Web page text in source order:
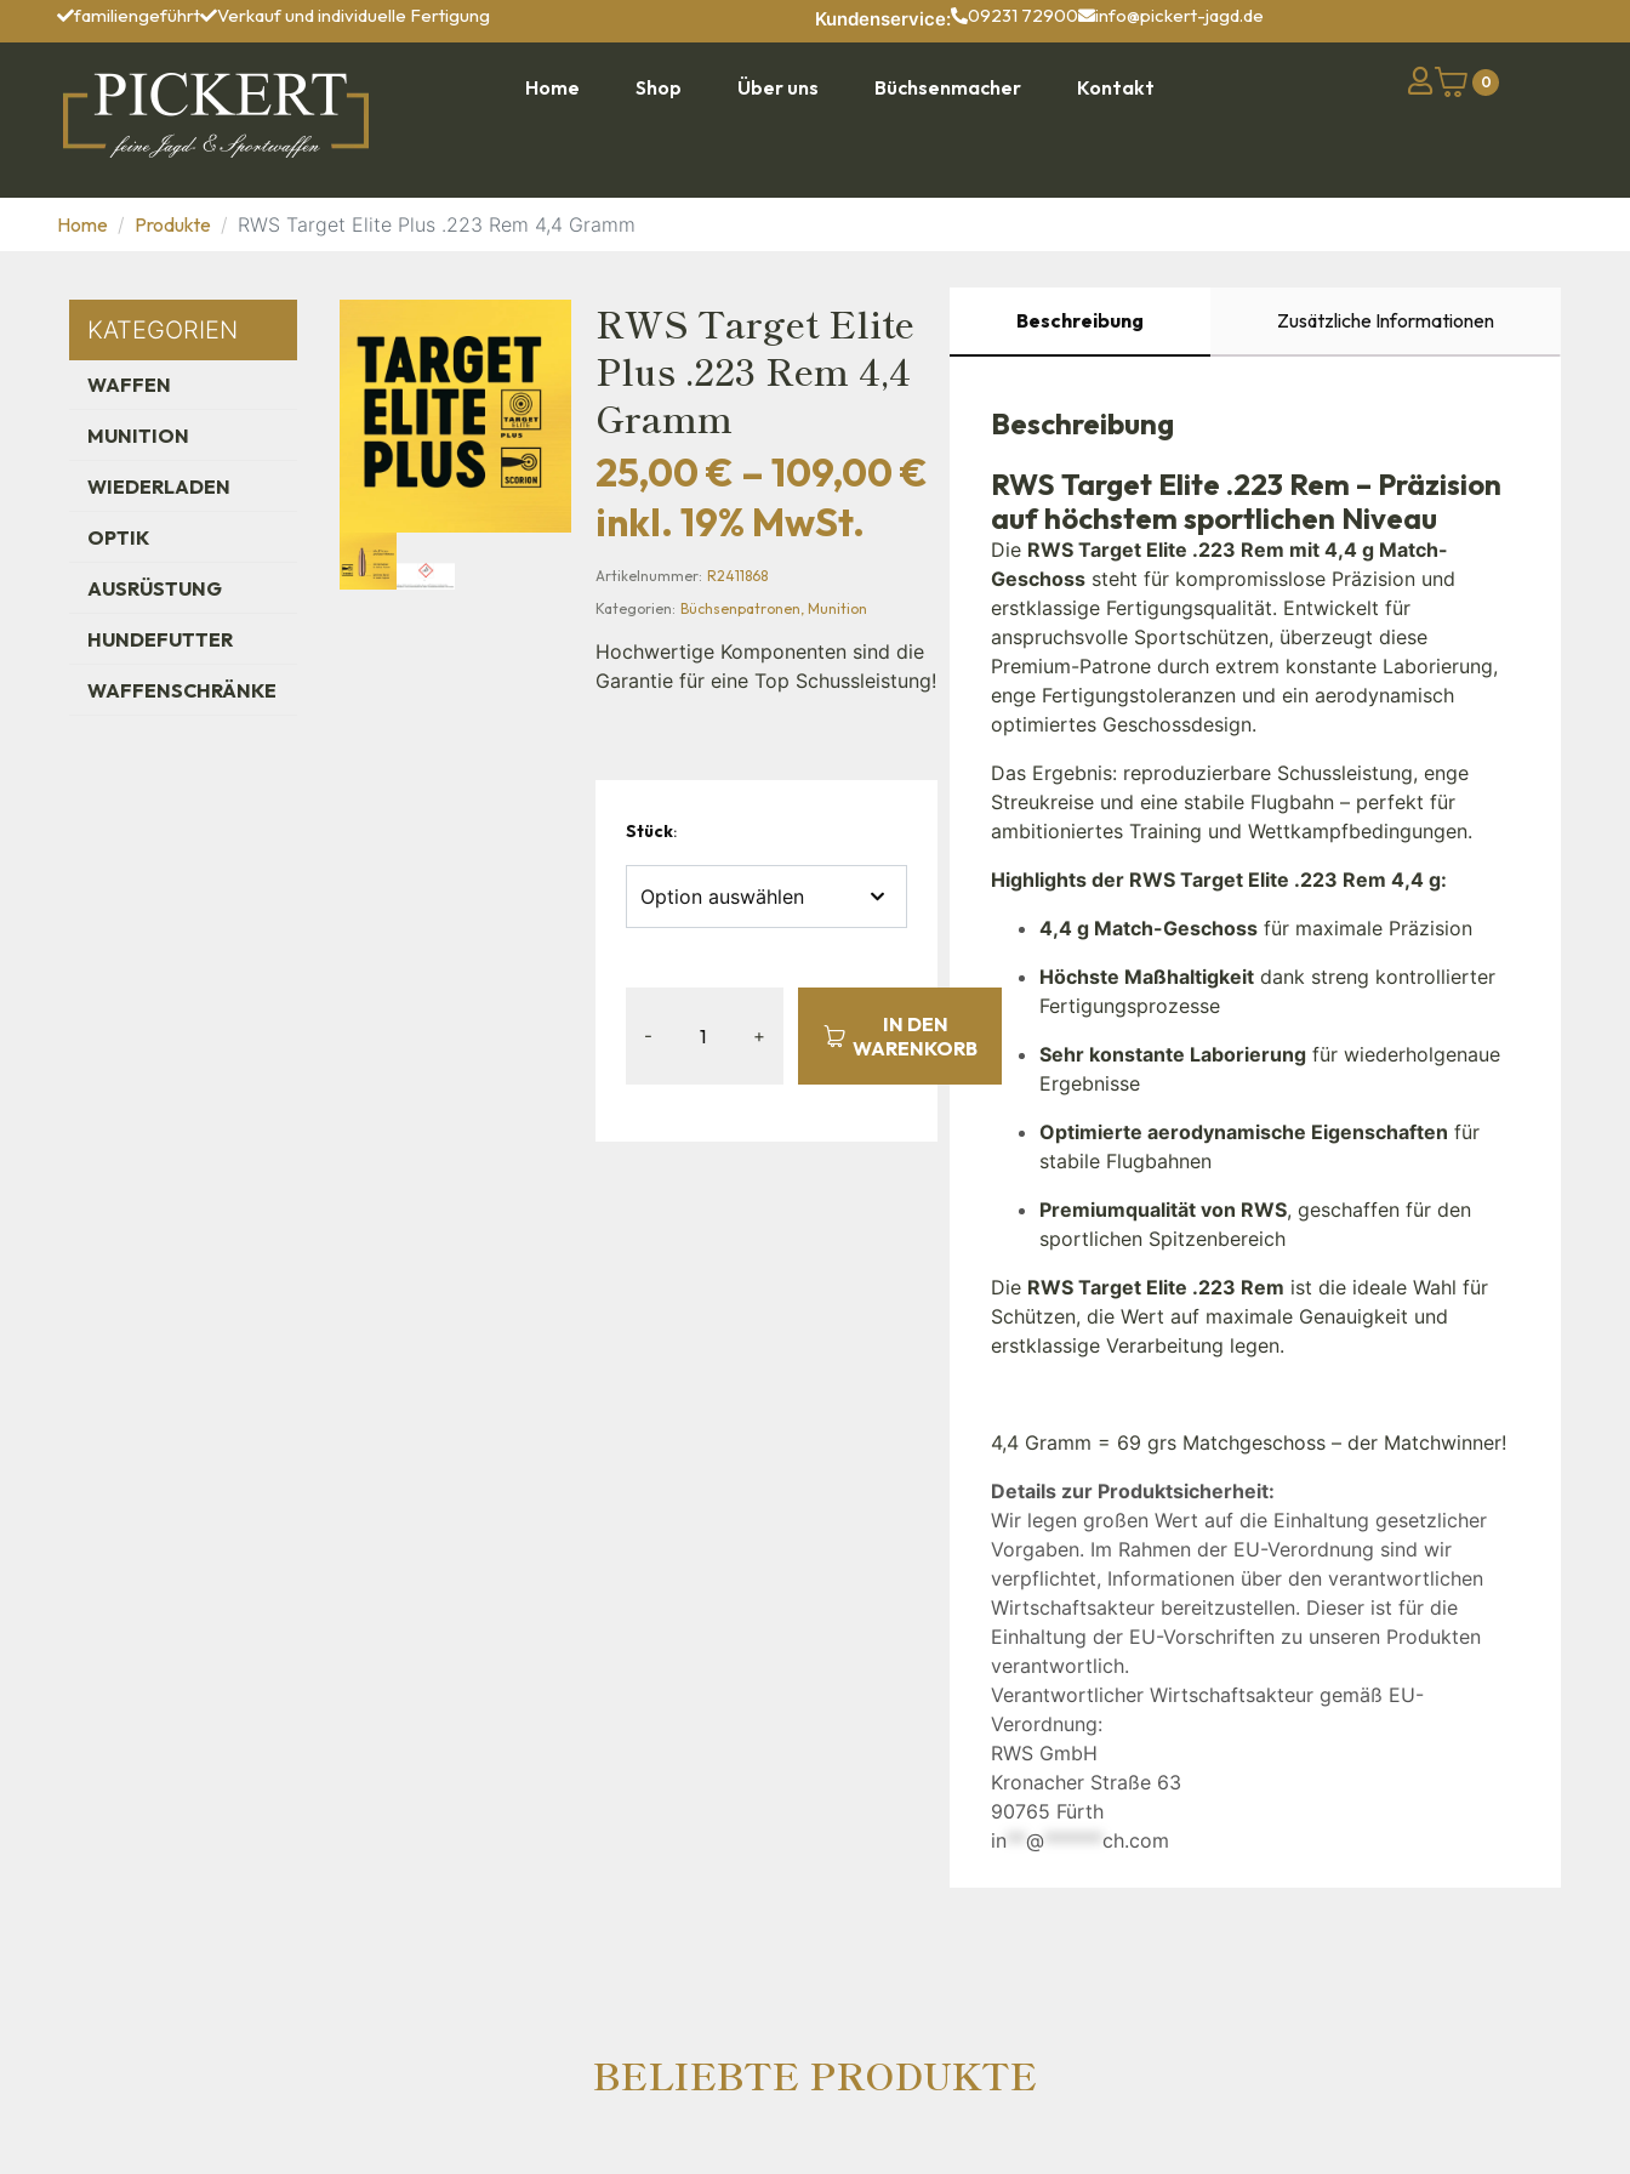
familiengeführt Verkauf und individuelle Fertigung Kundenservice: 09231 72900 info@pickert-jagd.de
Home Shop Über uns Büchsenmacher Kontakt 0
Home Produkte RWS Target Elite Plus .223 Rem 4,4 Gramm
KATEGORIEN
WAFFEN
MUNITION
WIEDERLADEN
OPTIK
AUSRÜSTUNG
HUNDEFUTTER
WAFFENSCHRÄNKE
RWS Target Elite
Plus .223 Rem 4,4
Gramm
25,00€ –109,00€
inkl. 19% MwSt.
Artikelnummer: R2411868
Kategorien: Büchsenpatronen,Munition
Hochwertige Komponenten sind die
Garantie für eine Top Schussleistung!
Stück:
- +
IN DEN
WARENKORB
Beschreibung Zusätzliche Informationen
Beschreibung
RWS Target Elite .223 Rem – Präzision
auf höchstem sportlichen Niveau
Die RWS Target Elite .223 Rem mit 4,4 g Match-
Geschoss steht für kompromisslose Präzision und
erstklassige Fertigungsqualität. Entwickelt für
anspruchsvolle Sportschützen, überzeugt diese
Premium-Patrone durch extrem konstante Laborierung,
enge Fertigungstoleranzen und ein aerodynamisch
optimiertes Geschossdesign.
Das Ergebnis: reproduzierbare Schussleistung, enge
Streukreise und eine stabile Flugbahn – perfekt für
ambitioniertes Training und Wettkampfbedingungen.
Highlights der RWS Target Elite .223 Rem 4,4 g:
4,4 g Match-Geschoss für maximale Präzision
Höchste Maßhaltigkeit dank streng kontrollierter
Fertigungsprozesse
Sehr konstante Laborierung für wiederholgenaue
Ergebnisse
Optimierte aerodynamische Eigenschaften für
stabile Flugbahnen
Premiumqualität von RWS, geschaffen für den
sportlichen Spitzenbereich
Die RWS Target Elite .223 Rem ist die ideale Wahl für
Schützen, die Wert auf maximale Genauigkeit und
erstklassige Verarbeitung legen.
4,4 Gramm = 69 grs Matchgeschoss – der Matchwinner!
Details zur Produktsicherheit:
Wir legen großen Wert auf die Einhaltung gesetzlicher
Vorgaben. Im Rahmen der EU-Verordnung sind wir
verpflichtet, Informationen über den verantwortlichen
Wirtschaftsakteur bereitzustellen. Dieser ist für die
Einhaltung der EU-Vorschriften zu unseren Produkten
verantwortlich.
Verantwortlicher Wirtschaftsakteur gemäß EU-
Verordnung:
RWS GmbH
Kronacher Straße 63
90765 Fürth
in **@ ******ch.com
BELIEBTE PRODUKTE